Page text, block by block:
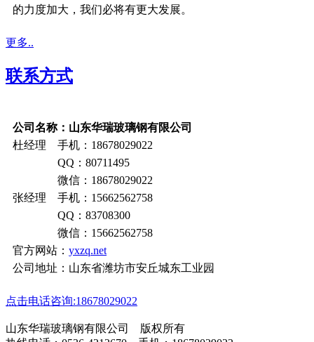
的力度加大，我们必将有更大发展。
更多..
联系方式
公司名称：山东华瑞玻璃钢有限公司
杜经理 手机：18678029022
QQ：80711495
微信：18678029022
张经理 手机：15662562758
QQ：83708300
微信：15662562758
官方网站： yxzq.net
公司地址：山东省潍坊市安丘城东工业园
点击电话咨询:18678029022
山东华瑞玻璃钢有限公司 版权所有